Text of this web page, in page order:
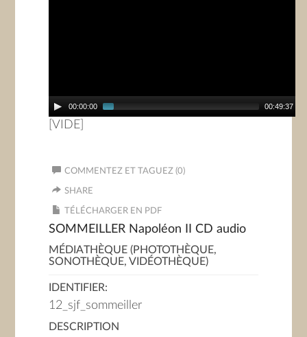
00:00:00 00:49:37
[VIDE]
COMMENTEZ ET TAGUEZ (0)
SHARE
TÉLÉCHARGER EN PDF
SOMMEILLER Napoléon II CD audio
MÉDIATHÈQUE (PHOTOTHÈQUE,
SONOTHÈQUE, VIDÉOTHÈQUE)
IDENTIFIER:
12_sjf_sommeiller
DESCRIPTION